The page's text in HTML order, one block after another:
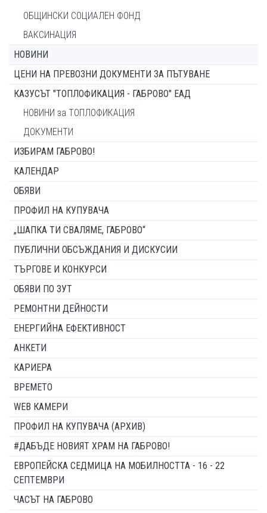
ОБЩИНСКИ СОЦИАЛЕН ФОНД
ВАКСИНАЦИЯ
НОВИНИ
ЦЕНИ НА ПРЕВОЗНИ ДОКУМЕНТИ ЗА ПЪТУВАНЕ
КАЗУСЪТ "ТОПЛОФИКАЦИЯ - ГАБРОВО" ЕАД
НОВИНИ за ТОПЛОФИКАЦИЯ
ДОКУМЕНТИ
ИЗБИРАМ ГАБРОВО!
КАЛЕНДАР
ОБЯВИ
ПРОФИЛ НА КУПУВАЧА
„ШАПКА ТИ СВАЛЯМЕ, ГАБРОВО“
ПУБЛИЧНИ ОБСЪЖДАНИЯ И ДИСКУСИИ
ТЪРГОВЕ И КОНКУРСИ
ОБЯВИ ПО ЗУТ
РЕМОНТНИ ДЕЙНОСТИ
ЕНЕРГИЙНА ЕФЕКТИВНОСТ
АНКЕТИ
КАРИЕРА
ВРЕМЕТО
WEB КАМЕРИ
ПРОФИЛ НА КУПУВАЧА (АРХИВ)
#ДАБЪДЕ НОВИЯТ ХРАМ НА ГАБРОВО!
ЕВРОПЕЙСКА СЕДМИЦА НА МОБИЛНОСТТА - 16 - 22
СЕПТЕМВРИ
ЧАСЪТ НА ГАБРОВО